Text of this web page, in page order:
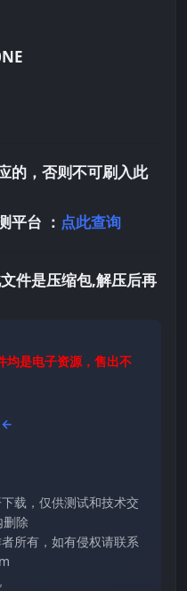
的，否则不可刷入此
平台 ： 点此查询
件是压缩包,解压后再
均是电子资源，售出不
载，仅供测试和技术交
除
所有，如有侵权请联系